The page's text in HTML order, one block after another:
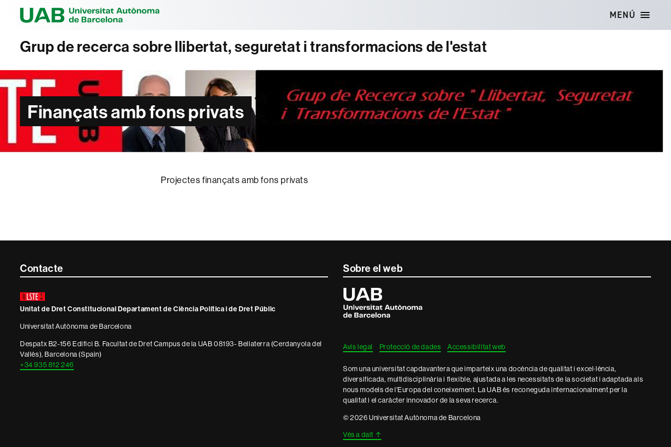
MENÚ
Grup de recerca sobre llibertat, seguretat i transformacions de l'estat
Finançats amb fons privats
Projectes finançats amb fons privats
Contacte
informació
legal
Contacte
Unitat de Dret Constitucional Departament de Ciència Política i de Dret Públic
Universitat Autònoma de Barcelona
Despatx B2-156 Edifici B. Facultat de Dret Campus de la UAB 08193- Bellaterra (Cerdanyola del
Vallès), Barcelona (Spain)
+34 935 812 246
Sobre el web
Universitat
Autònoma
de
Barcelona
Avís legal Protecció de dades Accessibilitat web
Som una universitat capdavantera que imparteix una docència de qualitat i excel·lència,
diversificada, multidisciplinària i flexible, ajustada a les necessitats de la societat i adaptada als
nous models de l'Europa del coneixement. La UAB és reconeguda internacionalment per la
qualitat i el caràcter innovador de la seva recerca.
© 2026 Universitat Autònoma de Barcelona
Vés a dalt ↑